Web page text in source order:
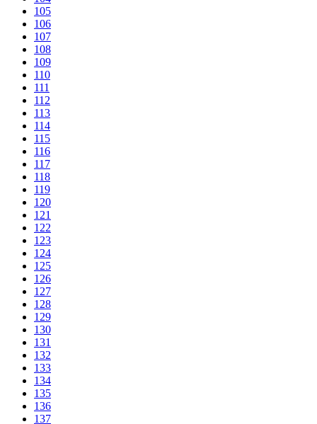
105
106
107
108
109
110
111
112
113
114
115
116
117
118
119
120
121
122
123
124
125
126
127
128
129
130
131
132
133
134
135
136
137